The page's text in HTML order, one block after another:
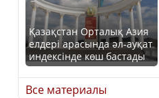
Қазақстан Орталық Азия
елдері арасында әл-ауқат
индексінде көш бастады
Все материалы